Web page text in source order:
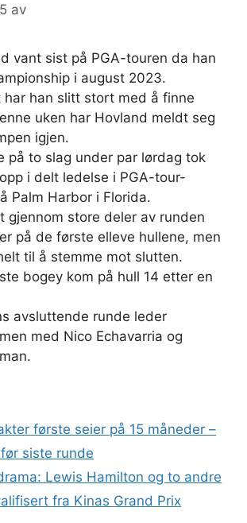
av
vant sist på PGA-touren da han
i august 2023.
har han slitt stort med å finne
uken har Hovland meldt seg
igjen.
på to slag under par lørdag tok
i delt ledelse i PGA-tour-
Palm Harbor i Florida.
gjennom store deler av runden
på de første elleve hullene, men
til å stemme mot slutten.
bogey kom på hull 14 etter en
avsluttende runde leder
med Nico Echavarria og
første seier på 15 måneder –
siste runde
Lewis Hamilton og to andre
fra Kinas Grand Prix